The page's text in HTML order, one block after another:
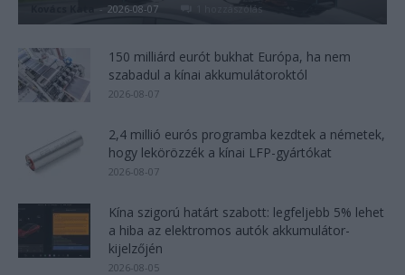
- 2026-08-07 1 hozzászólás
150 milliárd eurót bukhat Európa, ha nem
szabadul a kínai akkumulátoroktól
2026-08-07
2,4 millió eurós programba kezdtek a németek,
hogy lekörözzék a kínai LFP-gyártókat
2026-08-07
Kína szigorú határt szabott: legfeljebb 5% lehet
a hiba az elektromos autók akkumulátor-
kijelzőjén
2026-08-05